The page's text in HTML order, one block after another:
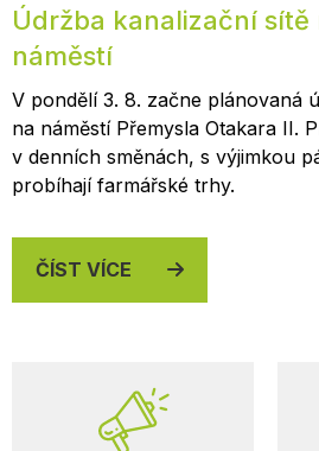
Údržba kanalizační sítě
náměstí
V pondělí 3. 8. začne plánovaná
na náměstí Přemysla Otakara II.
v denních směnách, s výjimkou
probíhají farmářské trhy.
ČÍST VÍCE